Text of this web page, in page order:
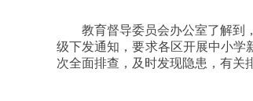
教育督导委员会办公室了解到
级下发通知，要求各区开展中小学
次全面排查，及时发现隐患，有关